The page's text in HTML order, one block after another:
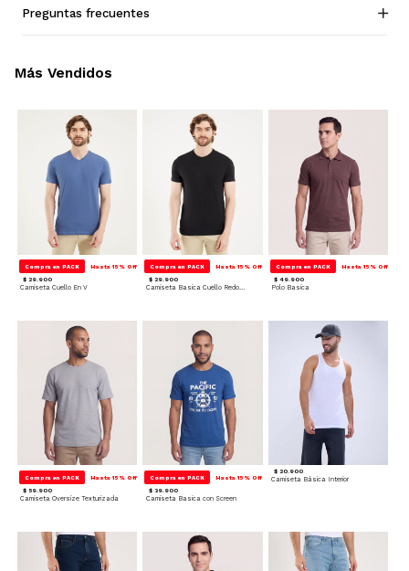
Preguntas frecuentes
Compra en PACK Hasta 15% Off
$ 29.900
Camiseta Cuello En V
Compra en PACK Hasta 15% Off
$ 29.900
Camiseta Basica Cuello Redondo
Compra en PACK Hasta 15% Off
$ 49.900
Polo Basica
Compra en PACK Hasta 15% Off
$ 59.900
Camiseta Oversize Texturizada
Compra en PACK Hasta 15% Off
$ 39.900
Camiseta Basica con Screen
$ 20.900
Camiseta Básica Interior
Más Vendidos